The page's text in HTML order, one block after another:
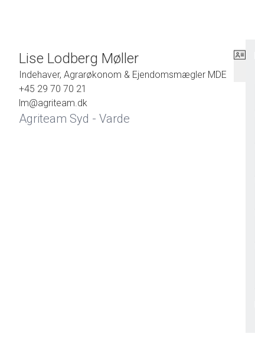
Lise Lodberg Møller
Indehaver, Agrarøkonom & Ejendomsmægler MDE
+45 29 70 70 21
lm@agriteam.dk
Agriteam Syd - Varde